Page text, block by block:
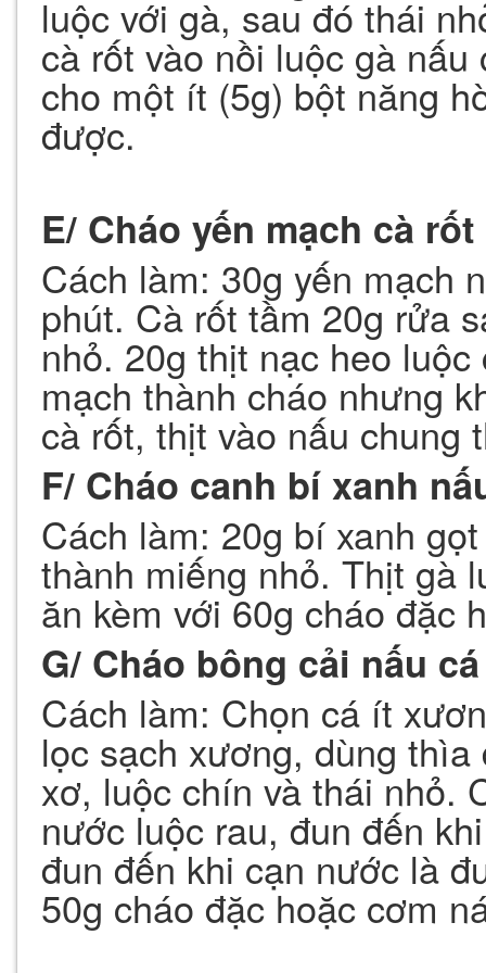
luộc với gà, sau đó thái
cà rốt vào nồi luộc gà
cho một ít (5g) bột năng
được.
E/ Cháo yến mạch cà rốt
Cách làm: 30g yến mạch
phút. Cà rốt tầm 20g rửa
nhỏ. 20g thịt nạc heo
mạch thành cháo nhưng
cà rốt, thịt vào nấu chung
F/ Cháo canh bí xanh
Cách làm: 20g bí xanh
thành miếng nhỏ. Thịt gà
ăn kèm với 60g cháo đặc
G/ Cháo bông cải nấu cá
Cách làm: Chọn cá ít
lọc sạch xương, dùng
xơ, luộc chín và thái nhỏ.
nước luộc rau, đun đến
đun đến khi cạn nước là
50g cháo đặc hoặc cơm